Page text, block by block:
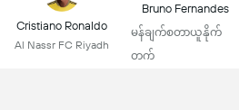
Cristiano Ronaldo
Al Nassr FC Riyadh
Bruno Fernandes
မန်ချက်စတာယူနိုက်
တက်